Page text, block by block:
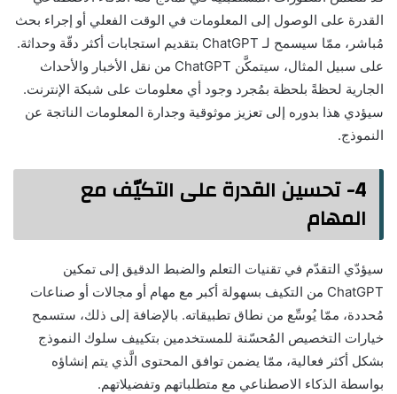
القدرة على الوصول إلى المعلومات في الوقت الفعلي أو إجراء بحث
مُباشر، ممّا سيسمح لـ ChatGPT بتقديم استجابات أكثر دقّة وحداثة.
على سبيل المثال، سيتمكَّن ChatGPT من نقل الأخبار والأحداث
الجارية لحظةً بلحظة بمُجرد وجود أي معلومات على شبكة الإنترنت.
سيؤدي هذا بدوره إلى تعزيز موثوقية وجدارة المعلومات الناتجة عن
النموذج.
4- تحسين القدرة على التكيّف مع
المهام
سيؤدّي التقدّم في تقنيات التعلم والضبط الدقيق إلى تمكين
ChatGPT من التكيف بسهولة أكبر مع مهام أو مجالات أو صناعات
مُحددة، ممّا يُوسِّع من نطاق تطبيقاته. بالإضافة إلى ذلك، ستسمح
خيارات التخصيص المُحسّنة للمستخدمين بتكييف سلوك النموذج
بشكل أكثر فعالية، ممّا يضمن توافق المحتوى الَّذي يتم إنشاؤه
بواسطة الذكاء الاصطناعي مع متطلباتهم وتفضيلاتهم.